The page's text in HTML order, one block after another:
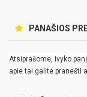
PANAŠIOS
Atsiprašome, ivyko
apie tai galite pranešti